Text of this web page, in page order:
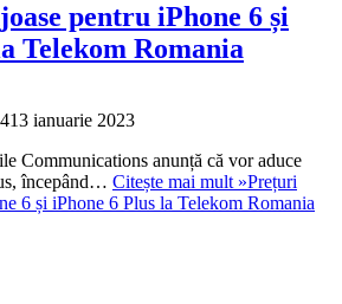
pentru iPhone 6 și
Telekom Romania
13 ianuarie 2023
Communications anunță că vor aduce
începând… Citește mai mult »Prețuri
6 și iPhone 6 Plus la Telekom Romania